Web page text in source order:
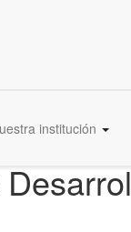
institución